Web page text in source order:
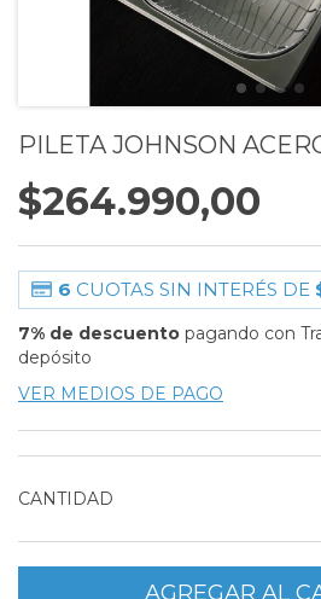
PILETA JOHNSON
$264.990,00
6 CUOTAS SIN INTERÉS DE
7% de descuento pagando con
depósito
VER MEDIOS DE PAGO
CANTIDAD